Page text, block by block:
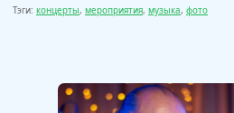
Тэги: концерты, мероприятия, музыка, фото